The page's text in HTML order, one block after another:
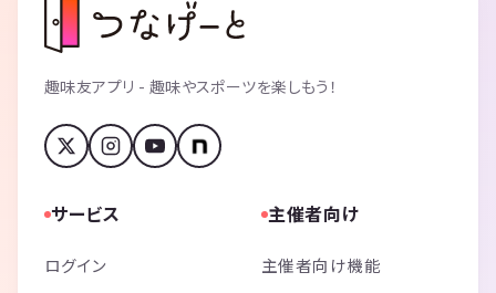
趣味友アプリ - 趣味やスポーツを楽しもう！
サービス
ログイン
主催者向け
主催者向け機能